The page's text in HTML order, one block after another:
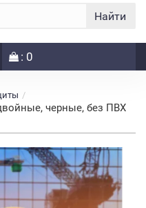
Найти
: 0
черные, без ПВХ